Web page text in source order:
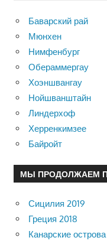
Баварский рай
Мюнхен
Нимфенбург
Обераммергау
Хоэншвангау
Нойшванштайн
Линдерхоф
Херренкимзее
Байройт
МЫ ПРОДОЛЖАЕМ
Сицилия 2019
Греция 2018
Канарские острова